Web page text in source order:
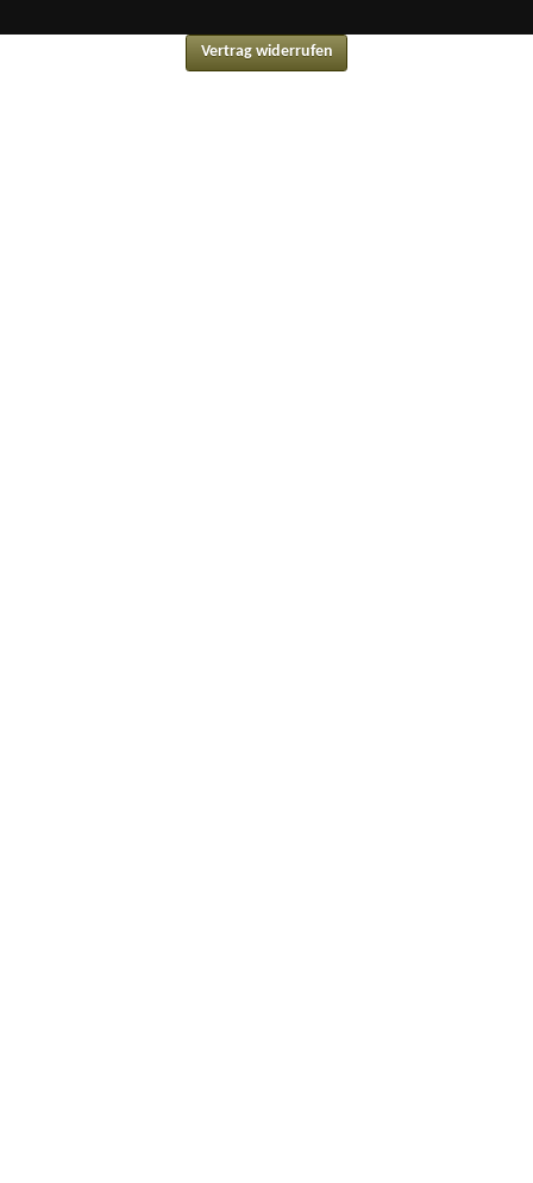
Vertrag widerrufen